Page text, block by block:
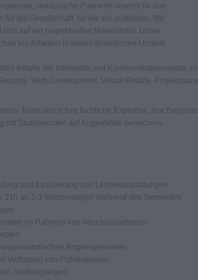
verlässliche Partnerin sowohl für ihre
für die Gesellschaft, für die wir ausbilden. Wir
auf ein respektvolles Miteinander. Unser
ein Arbeiten in einem förderlichen Umfeld.
Inhalte der Informatik und Kommunikationsnetze
Web Development, Virtual Reality,
Team durch Ihre fachliche Expertise, Ihre
mit Studierenden auf Augenhöhe bereichern.
und Evaluierung von Lehrveranstaltungen
21h an 2-3 Wochentagen während des Semesters
im Rahmen von Abschlussarbeiten
Angelegenheiten
Verfassen von Publikationen
Studiengängen